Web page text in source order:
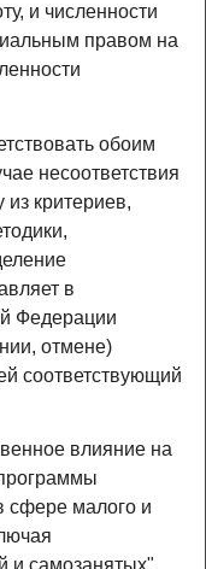
и численности
правом на
обоим
несоответствия
из критериев,
в
Федерации
отмене)
соответствующий
влияние на
сфере малого и
и самозанятых".